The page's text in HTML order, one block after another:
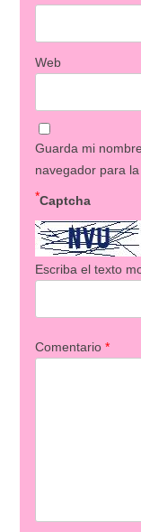
Web
Guarda mi
navegador para
Captcha
*
Escriba el texto
Comentario *